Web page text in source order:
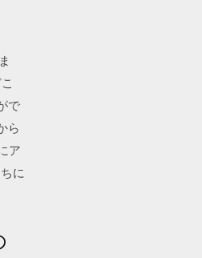
で
ら
ア
に